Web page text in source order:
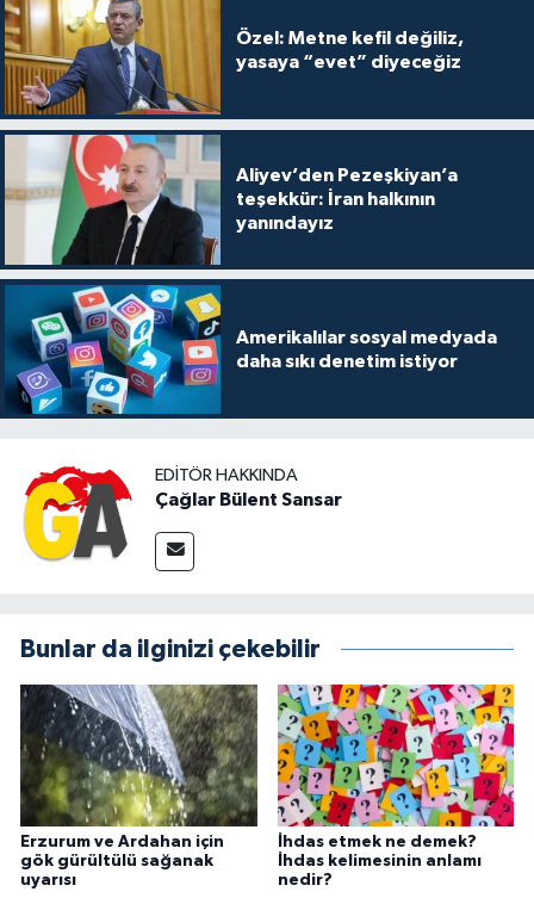
Özel: Metne kefil değiliz,
yasaya “evet” diyeceğiz
Aliyev’den Pezeşkiyan’a
teşekkür: İran halkının
yanındayız
Amerikalılar sosyal medyada
daha sıkı denetim istiyor
EDITÖR HAKKINDA
Çağlar Bülent Sansar
Bunlar da ilginizi çekebilir
Erzurum ve Ardahan için
gök gürültülü sağanak
uyarısı
İhdas etmek ne demek?
İhdas kelimesinin anlamı
nedir?